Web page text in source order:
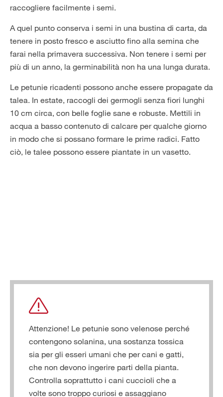
raccogliere facilmente i semi.
A quel punto conserva i semi in una bustina di carta, da
tenere in posto fresco e asciutto fino alla semina che
farai nella primavera successiva. Non tenere i semi per
più di un anno, la germinabilità non ha una lunga durata.
Le petunie ricadenti possono anche essere propagate da
talea. In estate, raccogli dei germogli senza fiori lunghi
10 cm circa, con belle foglie sane e robuste. Mettili in
acqua a basso contenuto di calcare per qualche giorno
in modo che si possano formare le prime radici. Fatto
ciò, le talee possono essere piantate in un vasetto.
Attenzione! Le petunie sono velenose perché
contengono solanina, una sostanza tossica
sia per gli esseri umani che per cani e gatti,
che non devono ingerire parti della pianta.
Controlla soprattutto i cani cuccioli che a
volte sono troppo curiosi e assaggiano